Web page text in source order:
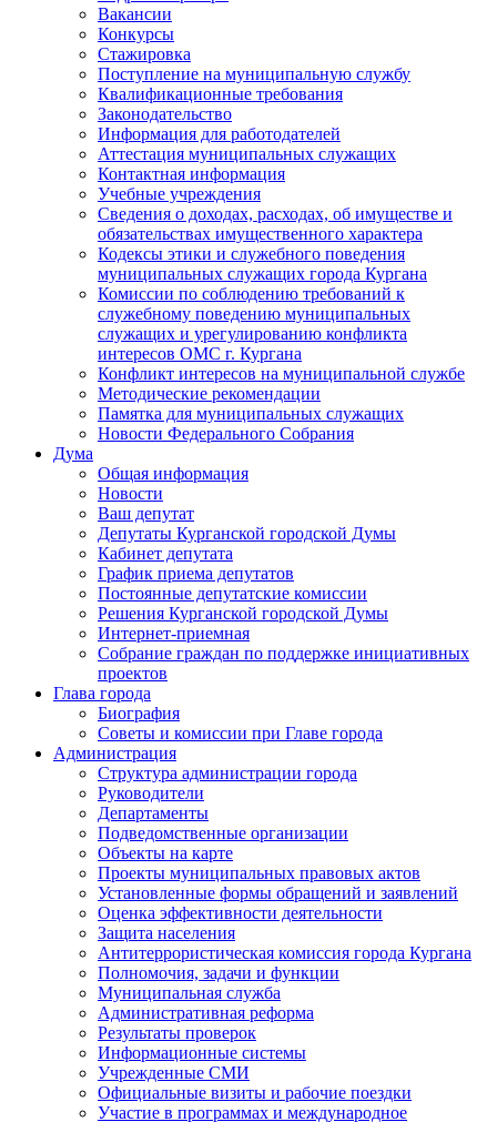
Вакансии
Конкурсы
Стажировка
Поступление на муниципальную службу
Квалификационные требования
Законодательство
Информация для работодателей
Аттестация муниципальных служащих
Контактная информация
Учебные учреждения
Сведения о доходах, расходах, об имуществе и
обязательствах имущественного характера
Кодексы этики и служебного поведения
муниципальных служащих города Кургана
Комиссии по соблюдению требований к
служебному поведению муниципальных
служащих и урегулированию конфликта
интересов ОМС г. Кургана
Конфликт интересов на муниципальной службе
Методические рекомендации
Памятка для муниципальных служащих
Новости Федерального Cобрания
Дума
Общая информация
Новости
Ваш депутат
Депутаты Курганской городской Думы
Кабинет депутата
График приема депутатов
Постоянные депутатские комиссии
Решения Курганской городской Думы
Интернет-приемная
Собрание граждан по поддержке инициативных
проектов
Глава города
Биография
Советы и комиссии при Главе города
Администрация
Структура администрации города
Руководители
Департаменты
Подведомственные организации
Объекты на карте
Проекты муниципальных правовых актов
Установленные формы обращений и заявлений
Оценка эффективности деятельности
Защита населения
Антитеррористическая комиссия города Кургана
Полномочия, задачи и функции
Муниципальная служба
Административная реформа
Результаты проверок
Информационные системы
Учрежденные СМИ
Официальные визиты и рабочие поездки
Участие в программах и международное